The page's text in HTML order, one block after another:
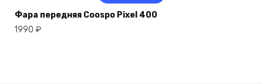
Фара передняя Coospo Pixel 400
1990 ₽